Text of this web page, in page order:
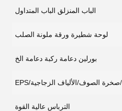
الباب المنزلق الباب المتداول
لوحة شطيرة ورقة ملونة الصلب
بورلين دعامة ركبة دعامة الخ
الترباس عالية القوة